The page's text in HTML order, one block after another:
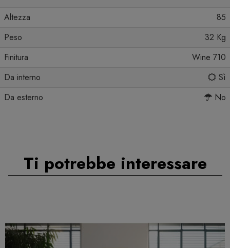
Altezza
85
Peso
32 Kg
Finitura
Wine 710
Da interno
Sì
Da esterno
No
Ti potrebbe interessare